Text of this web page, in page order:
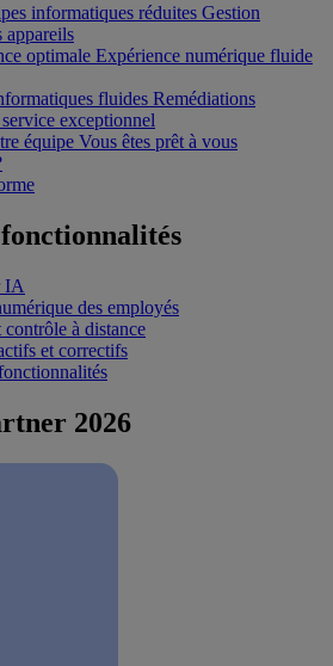
informatiques réduites Gestion
appareils
optimale Expérience numérique fluide
fluides Remédiations
exceptionnel
équipe Vous êtes prêt à vous
IA
des employés
contrôle à distance
et correctifs
2026